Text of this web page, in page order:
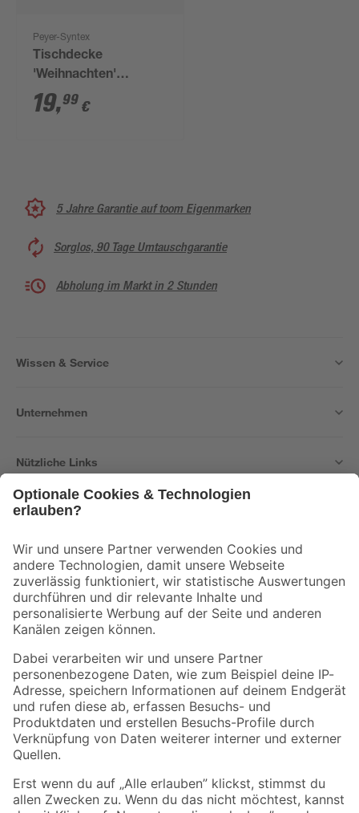
Peyer-Syntex
Tischdecke
'Weihnachten'
champagner-gold 130
x 160 cm
19,99 €
5 Jahre Garantie auf toom Eigenmarken
Sorglos, 90 Tage Umtauschgarantie
Abholung im Markt in 2 Stunden
Wissen & Service
Unternehmen
Nützliche Links
Der toom Newsletter: Keine Angebote und Aktionen mehr verpassen!
Zur Newsletter Anmeldung
Folge uns
Zahlungsarten Versandarten
Sicher einkaufen